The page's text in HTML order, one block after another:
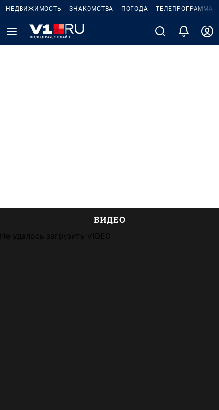
НЕДВИЖИМОСТЬ ЗНАКОМСТВА ПОГОДА ТЕЛЕПРОГРАММА
ВИДЕО
Не удалось загрузить VIQEO